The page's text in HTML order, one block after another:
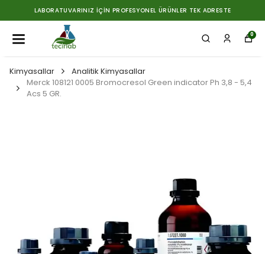
LABORATUVARINIZ İÇIN PROFESYONEL ÜRÜNLER TEK ADRESTE
0
Kimyasallar
Analitik Kimyasallar
Merck 108121 0005 Bromocresol Green indicator Ph 3,8 - 5,4
Acs 5 GR.